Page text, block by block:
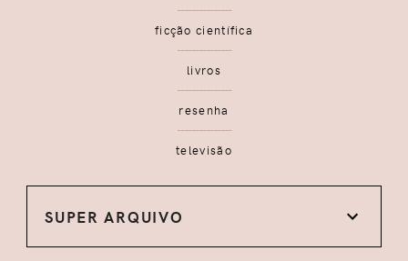
ficção científica
livros
resenha
televisão
SUPER ARQUIVO